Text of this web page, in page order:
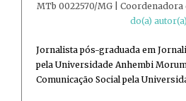
MTb 0022570/MG | Coordenadora
do(a) autor(a)
Jornalista pós-graduada em
pela Universidade Anhembi
Comunicação Social pela